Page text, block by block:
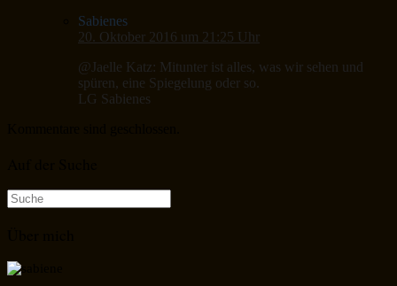
Sabienes
20. Oktober 2016 um 21:25 Uhr
@Jaelle Katz: Mitunter ist alles, was wir sehen und
spüren, eine Spiegelung oder so.
LG Sabienes
Suche
nach: